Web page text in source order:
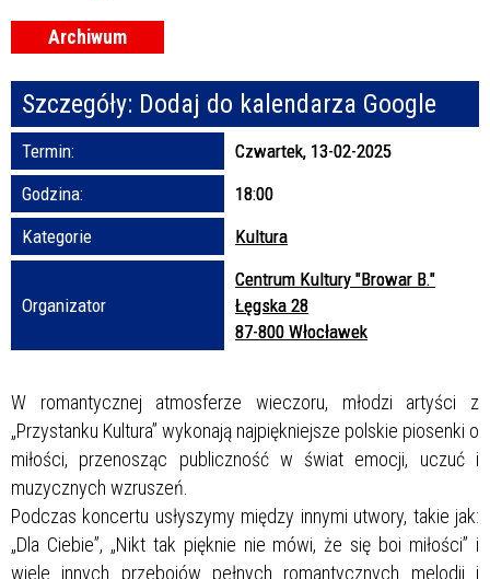
Organizator
Promowane
Archiwum
Szczegóły: Dodaj do kalendarza Google
Termin:
Czwartek, 13-02-2025
Godzina:
18:00
Kategorie
Kultura
Organizator
Centrum Kultury "Browar B."
Łęgska 28
87-800 Włocławek
W romantycznej atmosferze wieczoru, młodzi artyści z
„Przystanku Kultura” wykonają najpiękniejsze polskie piosenki o
miłości, przenosząc publiczność w świat emocji, uczuć i
muzycznych wzruszeń.
Podczas koncertu usłyszymy między innymi utwory, takie jak:
„Dla Ciebie”, „Nikt tak pięknie nie mówi, że się boi miłości” i
wiele innych przebojów pełnych romantycznych melodii i